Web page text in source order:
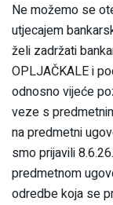
Ne možemo se
utjecajem
želi zadržati
OPLJAČKALE i
odnosno vijeće
veze s
na predmetni
smo prijavili
predmetnom
odredbe koja se